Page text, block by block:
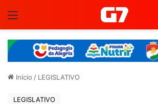
Início / LEGISLATIVO
LEGISLATIVO